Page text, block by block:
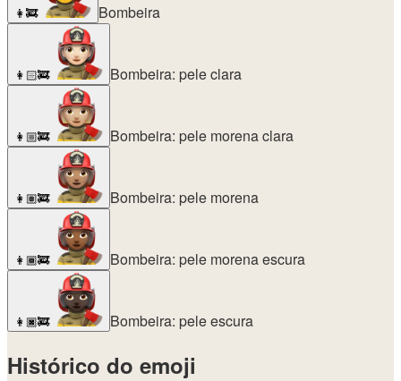
👩‍🚒 Bombeira
👩🏻‍🚒 Bombeira: pele clara
👩🏼‍🚒 Bombeira: pele morena clara
👩🏽‍🚒 Bombeira: pele morena
👩🏾‍🚒 Bombeira: pele morena escura
👩🏿‍🚒 Bombeira: pele escura
Histórico do emoji